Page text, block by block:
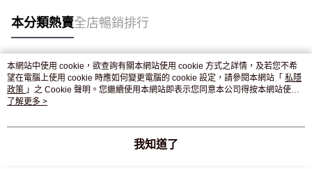
本分類熱賣全店暢銷排行
熱門標籤
熱銷排行
本網站中使用 cookie，欲查詢有關本網站使用 cookie 方式之詳情，及若您不希
望在電腦上使用 cookie 時應如何變更電腦的 cookie 設定，請參閱本網站「 私隱
政策 」之 Cookie 聲明。您繼續使用本網站即表示您同意本公司得按本網站使用
條款之 Cookie 聲明使用 cookie。
了解更多 >
我知道了